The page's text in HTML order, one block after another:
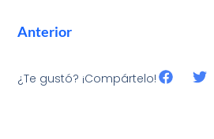
Anterior
¿Te gustó? ¡Compártelo!